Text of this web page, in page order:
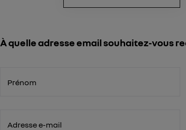
À quelle adresse email souhaitez-vous
Prénom
Adresse e-mail